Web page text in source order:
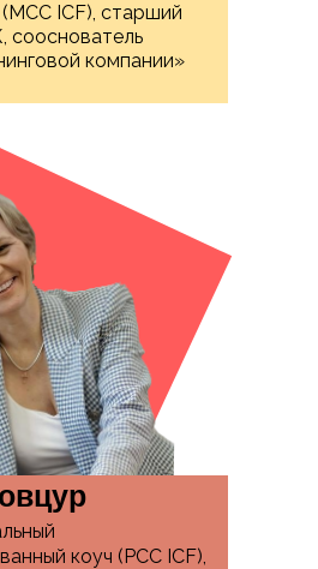
ICF), старший
сооснователь
компании»
коуч (РСС ICF),